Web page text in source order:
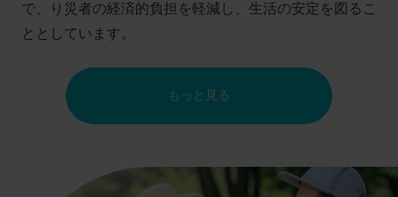
で、り災者の経済的負担を軽減し、生活の安定を図るこ
ととしています。
もっと見る